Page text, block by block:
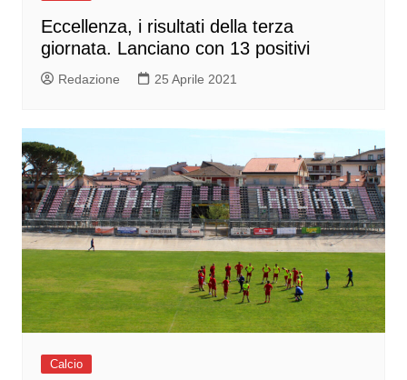
Eccellenza, i risultati della terza
giornata. Lanciano con 13 positivi
Redazione 25 Aprile 2021
Calcio